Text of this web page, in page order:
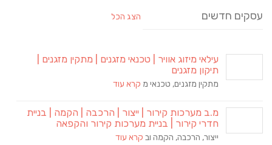
עסקים חדשים הצג הכל
עילאי מיזוג אוויר | טכנאי מזגנים | מתקין מזגנים |
תיקון מזגנים
מתקין מזגנים, טכנאי מ קרא עוד
מ.ב מערכות קירור | ייצור | הרכבה | הקמה | בניית
חדרי קירור | בניית מערכות קירור והקפאה
ייצור, הרכבה, הקמה וב קרא עוד